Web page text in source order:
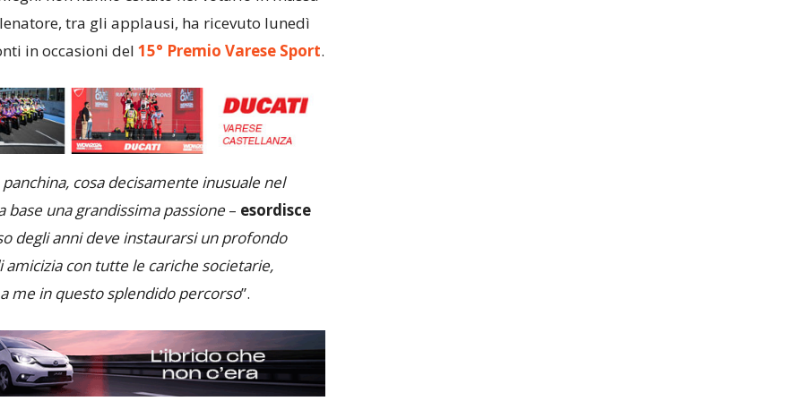
tra gli applausi, ha ricevuto lunedì
in occasioni del 15° Premio Varese Sport.
cosa decisamente inusuale nel
una grandissima passione– esordisce
degli anni deve instaurarsi un profondo
con tutte le cariche societarie,
me in questo splendido percorso”.